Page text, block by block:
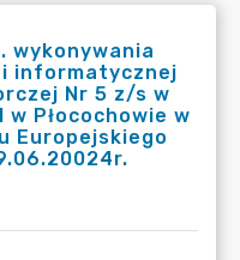
wykonywania
informatycznej
Nr 5 z/s w
w Płocochowie w
Europejskiego